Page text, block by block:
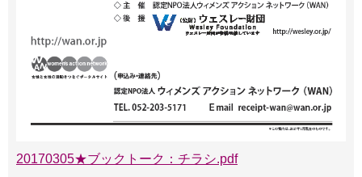
20170305★ブックトーク：チラシ.pdf